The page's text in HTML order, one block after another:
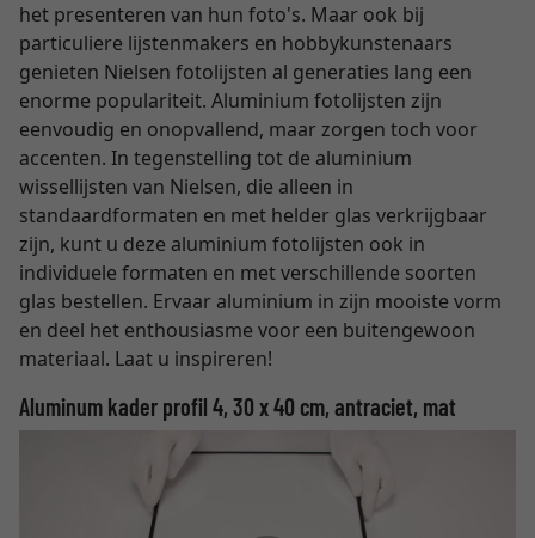
het presenteren van hun foto's. Maar ook bij
particuliere lijstenmakers en hobbykunstenaars
genieten Nielsen fotolijsten al generaties lang een
enorme populariteit. Aluminium fotolijsten zijn
eenvoudig en onopvallend, maar zorgen toch voor
accenten. In tegenstelling tot de aluminium
wissellijsten van Nielsen, die alleen in
standaardformaten en met helder glas verkrijgbaar
zijn, kunt u deze aluminium fotolijsten ook in
individuele formaten en met verschillende soorten
glas bestellen. Ervaar aluminium in zijn mooiste vorm
en deel het enthousiasme voor een buitengewoon
materiaal. Laat u inspireren!
Aluminum kader profil 4, 30 x 40 cm, antraciet, mat